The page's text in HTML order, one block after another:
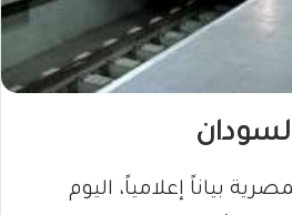
بياناً إعلامياً، اليوم